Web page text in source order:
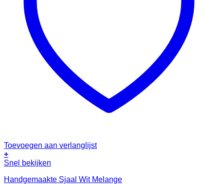
Toevoegen aan verlanglijst
+
Snel bekijken
Handgemaakte Sjaal Wit Melange